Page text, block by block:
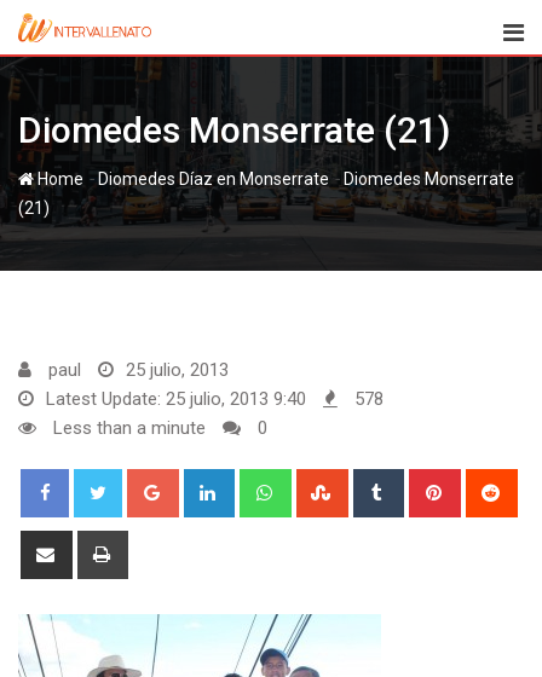
Skip
content
Diomedes Monserrate (21)
Home - Diomedes Díaz en Monserrate - Diomedes Monserrate
(21)
paul
25 julio, 2013
Latest Update: 25 julio, 2013 9:40
578
Less than a minute
0
Google+ LinkedIn WhatsappStumbleUpon
Tumblr Pinterest
Share